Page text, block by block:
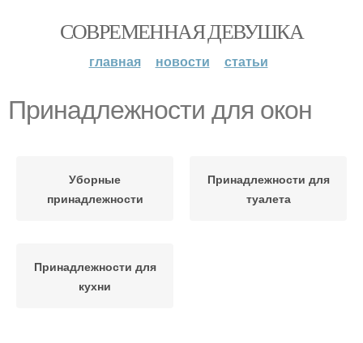
СОВРЕМЕННАЯ ДЕВУШКА
главная новости статьи
Принадлежности для окон
Уборные
принадлежности
Принадлежности для
туалета
Принадлежности для
кухни